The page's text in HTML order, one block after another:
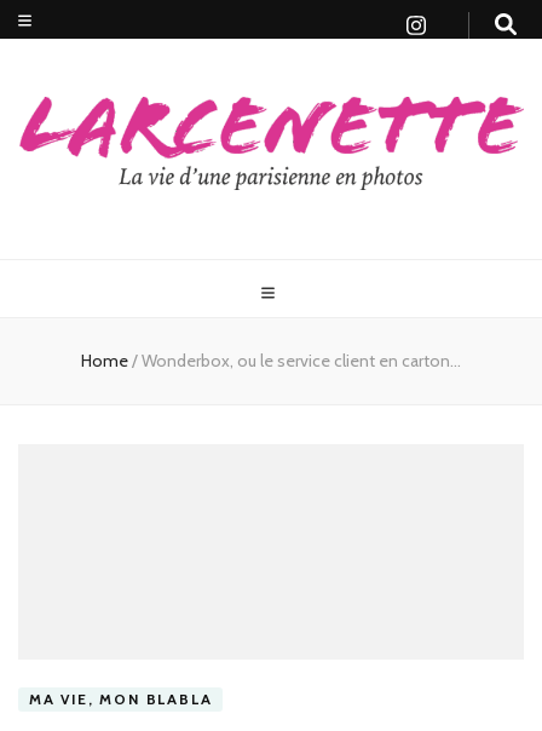
Home/Wonderbox, ou le service client en carton…
MA VIE, MON BLABLA